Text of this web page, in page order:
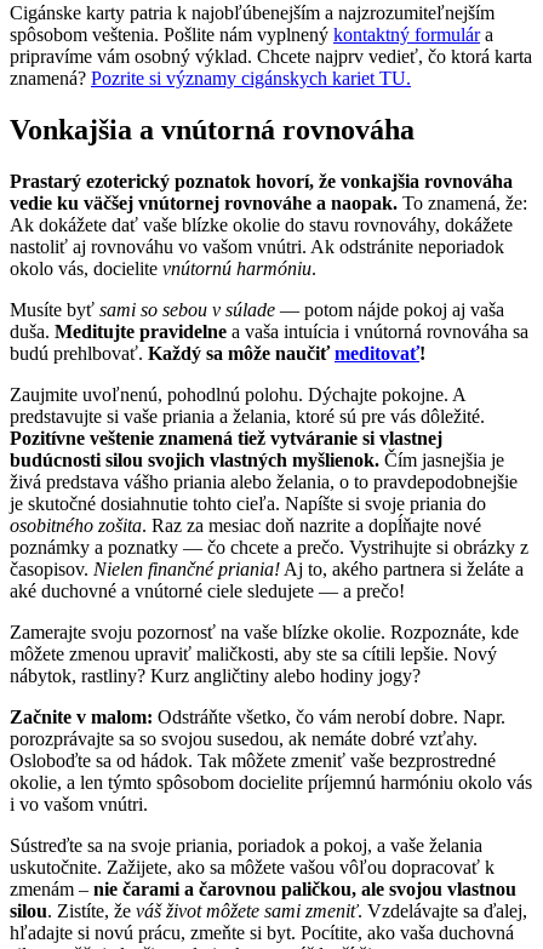
Cigánske karty patria k najobľúbenejším a najzrozumiteľnejším
spôsobom veštenia. Pošlite nám vyplnený kontaktný formulára
pripravíme vám osobný výklad. Chcete najprv vedieť, čo ktorá karta
znamená? Pozrite si významy cigánskych kariet TU.
Vonkajšia a vnútorná rovnováha
Prastarý ezoterický poznatok hovorí, že vonkajšia rovnováha
vedie ku väčšej vnútornej rovnováhe a naopak. To znamená, že:
Ak dokážete dať vaše blízke okolie do stavu rovnováhy, dokážete
nastoliť aj rovnováhu vo vašom vnútri. Ak odstránite neporiadok
okolo vás, docielite vnútornú harmóniu.
Musíte byť sami so sebou v súlade — potom nájde pokoj aj vaša
duša. Meditujte pravidelne a vaša intuícia i vnútorná rovnováha sa
budú prehlbovať. Každý sa môže naučiťmeditovať!
Zaujmite uvoľnenú, pohodlnú polohu. Dýchajte pokojne. A
predstavujte si vaše priania a želania, ktoré sú pre vás dôležité.
Pozitívne veštenie znamená tiež vytváranie si vlastnej
budúcnosti silou svojich vlastných myšlienok. Čím jasnejšia je
živá predstava vášho priania alebo želania, o to pravdepodobnejšie
je skutočné dosiahnutie tohto cieľa. Napíšte si svoje priania do
osobitného zošita. Raz za mesiac doň nazrite a dopĺňajte nové
poznámky a poznatky — čo chcete a prečo. Vystrihujte si obrázky z
časopisov. Nielen finančné priania! Aj to, akého partnera si želáte a
aké duchovné a vnútorné ciele sledujete — a prečo!
Zamerajte svoju pozornosť na vaše blízke okolie. Rozpoznáte, kde
môžete zmenou upraviť maličkosti, aby ste sa cítili lepšie. Nový
nábytok, rastliny? Kurz angličtiny alebo hodiny jogy?
Začnite v malom: Odstráňte všetko, čo vám nerobí dobre. Napr.
porozprávajte sa so svojou susedou, ak nemáte dobré vzťahy.
Osloboďte sa od hádok. Tak môžete zmeniť vaše bezprostredné
okolie, a len týmto spôsobom docielite príjemnú harmóniu okolo vás
i vo vašom vnútri.
Sústreďte sa na svoje priania, poriadok a pokoj, a vaše želania
uskutočnite. Zažijete, ako sa môžete vašou vôľou dopracovať k
zmenám – nie čarami a čarovnou paličkou, ale svojou vlastnou
silou. Zistíte, že váš život môžete sami zmeniť. Vzdelávajte sa ďalej,
hľadajte si novú prácu, zmeňte si byt. Pocítite, ako vaša duchovná